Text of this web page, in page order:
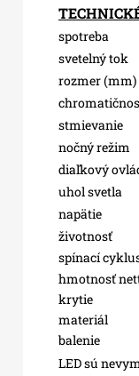
spotreba
svetelný tok
rozmer (mm)
stmievanie
nočný režim
diaľkový
uhol svetla
napätie
životnosť
spínací
hmotnosť
krytie
materiál
balenie
LED sú